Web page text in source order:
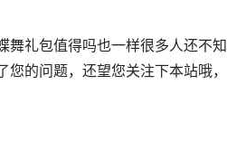
舞礼包值得吗也一样很多人还不知
的问题，还望您关注下本站哦，